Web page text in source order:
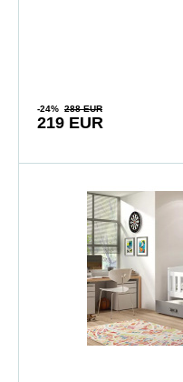
-24% 288 EUR
219 EUR